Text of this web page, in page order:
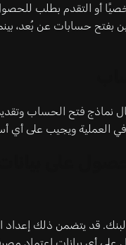
أو التقدم بطلب
بفتح حسابات عن بُعد،
نماذج فتح الحساب
العملية ويجيب على أي
قد يتضمن ذلك